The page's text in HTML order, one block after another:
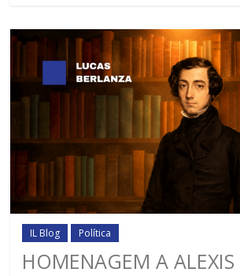
IL Blog Política
HOMENAGEM A ALEXIS